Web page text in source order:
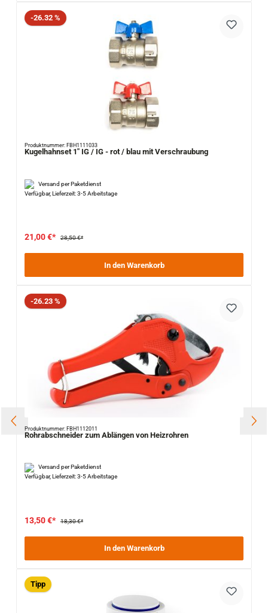
Rabatt
-26.32 %
Produktnummer: FBH1111033
Kugelhahnset 1" IG / IG - rot / blau mit Verschraubung
Versand per Paketdienst
Verfügbar, Lieferzeit: 3-5 Arbeitstage
21,00 €* 28,50 €*
In den Warenkorb
Rabatt
-26.23 %
Produktnummer: FBH1112011
Rohrabschneider zum Ablängen von Heizrohren
Versand per Paketdienst
Verfügbar, Lieferzeit: 3-5 Arbeitstage
13,50 €* 18,30 €*
In den Warenkorb
Tipp